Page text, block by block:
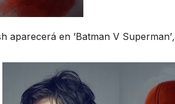
aparecerá en ‪’Batman V Superman’‬,